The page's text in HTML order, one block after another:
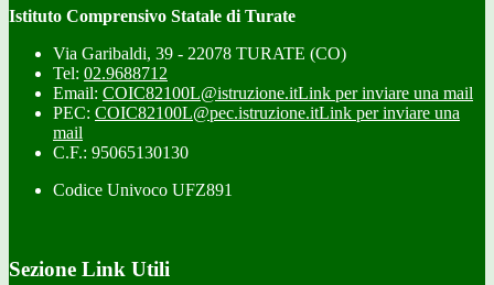
Istituto Comprensivo Statale di Turate
Via Garibaldi, 39 - 22078 TURATE (CO)
Tel: 02.9688712
Email: COIC82100L@istruzione.itLink per inviare una mail
PEC: COIC82100L@pec.istruzione.itLink per inviare una
mail
C.F.: 95065130130
Codice Univoco UFZ891
Sezione Link Utili